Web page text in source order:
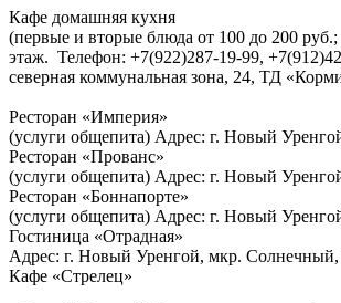
Кафе домашняя кухня
(первые и вторые блюда от 100 до 200
этаж. Телефон: +7(922)287-19-99,
северная коммунальная зона, 24, ТД
Ресторан «Империя»
(услуги общепита) Адрес: г. Новый
Ресторан «Прованс»
(услуги общепита) Адрес: г. Новый
Ресторан «Боннапорте»
(услуги общепита) Адрес: г. Новый
Гостиница «Отрадная»
Адрес: г. Новый Уренгой, мкр. Солнечный,
Кафе «Стрелец»